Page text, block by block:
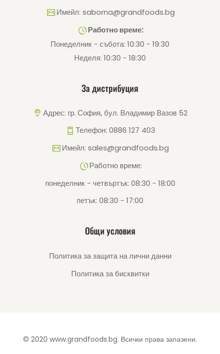
Имейл: saborna@grandfoods.bg
Работно време:
Понеделник - събота: 10:30 - 19:30
Неделя: 10:30 - 18:30
За дистрибуция
Адрес: гр. София, бул. Владимир Вазов 52
Телефон: 0886 127 403
Имейл: sales@grandfoods.bg
Работно време:
понеделник - четвъртък: 08:30 - 18:00
петък: 08:30 - 17:00
Общи условия
Политика за защита на лични данни
Политика за бисквитки
© 2020 www.grandfoods.bg. Всички права запазени.